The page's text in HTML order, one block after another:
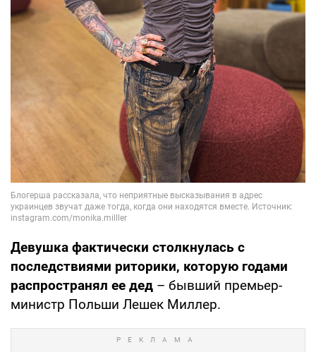
Девушка фактически столкнулась с
последствиями риторики, которую годами
распространял ее дед – бывший премьер-
министр Польши Лешек Миллер.